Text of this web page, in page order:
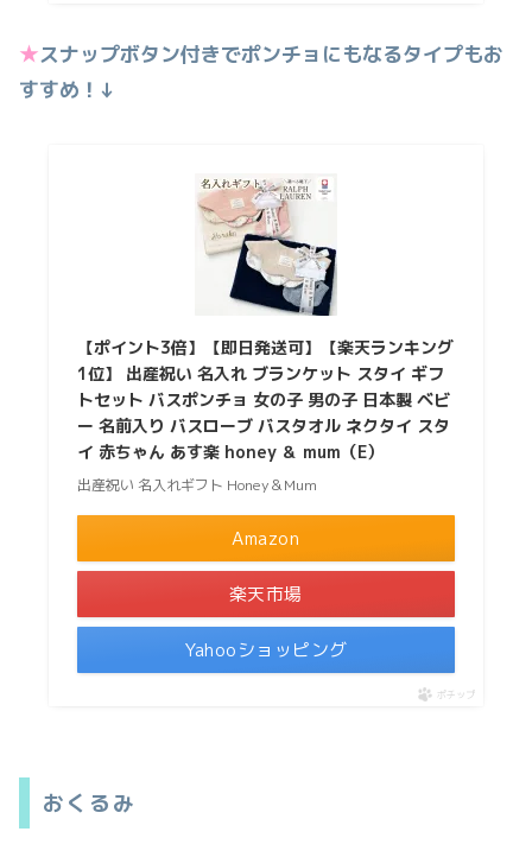
★スナップボタン付きでポンチョにもなるタイプもお
すすめ！↓
【ポイント3倍】【即日発送可】【楽天ランキング
1位】 出産祝い 名入れ ブランケット スタイ ギフ
トセット バスポンチョ 女の子 男の子 日本製 ベビ
ー 名前入り バスローブ バスタオル ネクタイ スタ
イ 赤ちゃん あす楽 honey ＆ mum（E）
出産祝い 名入れギフト Honey＆Mum
Amazon
楽天市場
Yahooショッピング
ポチップ
おくるみ